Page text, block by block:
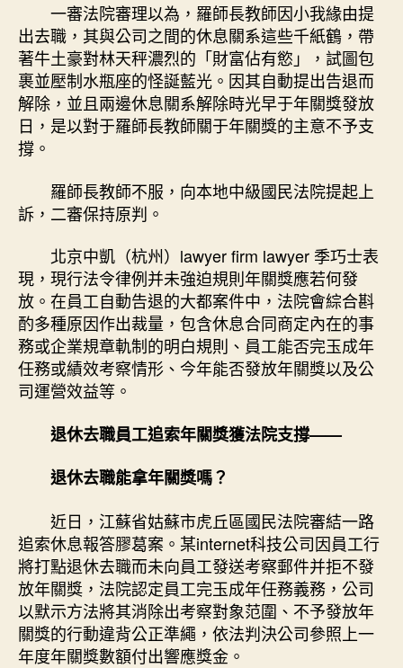
一審法院審理以為，羅師長教師因小我緣由提
出去職，其與公司之間的休息關系這些千紙鶴，帶
著牛土豪對林天秤濃烈的「財富佔有慾」，試圖包
裹並壓制水瓶座的怪誕藍光。因其自動提出告退而
解除，並且兩邊休息關系解除時光早于年關獎發放
日，是以對于羅師長教師關于年關獎的主意不予支
撐。
羅師長教師不服，向本地中級國民法院提起上
訴，二審保持原判。
北京中凱（杭州）lawyer firm lawyer 季巧士表
現，現行法令律例并未強迫規則年關獎應若何發
放。在員工自動告退的大都案件中，法院會綜合斟
酌多種原因作出裁量，包含休息合同商定內在的事
務或企業規章軌制的明白規則、員工能否完玉成年
任務或績效考察情形、今年能否發放年關獎以及公
司運營效益等。
退休去職員工追索年關獎獲法院支撐——
退休去職能拿年關獎嗎？
近日，江蘇省姑蘇市虎丘區國民法院審結一路
追索休息報答膠葛案。某internet科技公司因員工行
將打點退休去職而未向員工發送考察郵件并拒不發
放年關獎，法院認定員工完玉成年任務義務，公司
以默示方法將其消除出考察對象范圍、不予發放年
關獎的行動違背公正準繩，依法判決公司參照上一
年度年關獎數額付出響應獎金。